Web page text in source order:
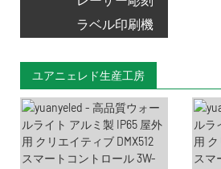
ラベル印刷機
ユアニェレド生産工房